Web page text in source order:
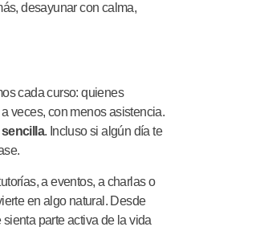
desayunar con calma,
cada curso: quienes
veces, con menos asistencia.
. Incluso si algún día te
a eventos, a charlas o
en algo natural. Desde
parte activa de la vida